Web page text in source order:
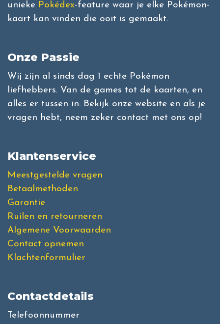
unieke Pokédex-feature waar je elke Pokémon-
kaart kan vinden die ooit is gemaakt.
Onze Passie
Wij zijn al sinds dag 1 echte Pokémon
liefhebbers. Van de games tot de kaarten, en
alles er tussen in. Bekijk onze website en als je
vragen hebt, neem zeker contact met ons op!
Klantenservice
Meestgestelde vragen
Betaalmethoden
Garantie
Ruilen en retourneren
Algemene Voorwaarden
Contact opnemen
Klachtenformulier
Contactdetails
Telefoonnummer